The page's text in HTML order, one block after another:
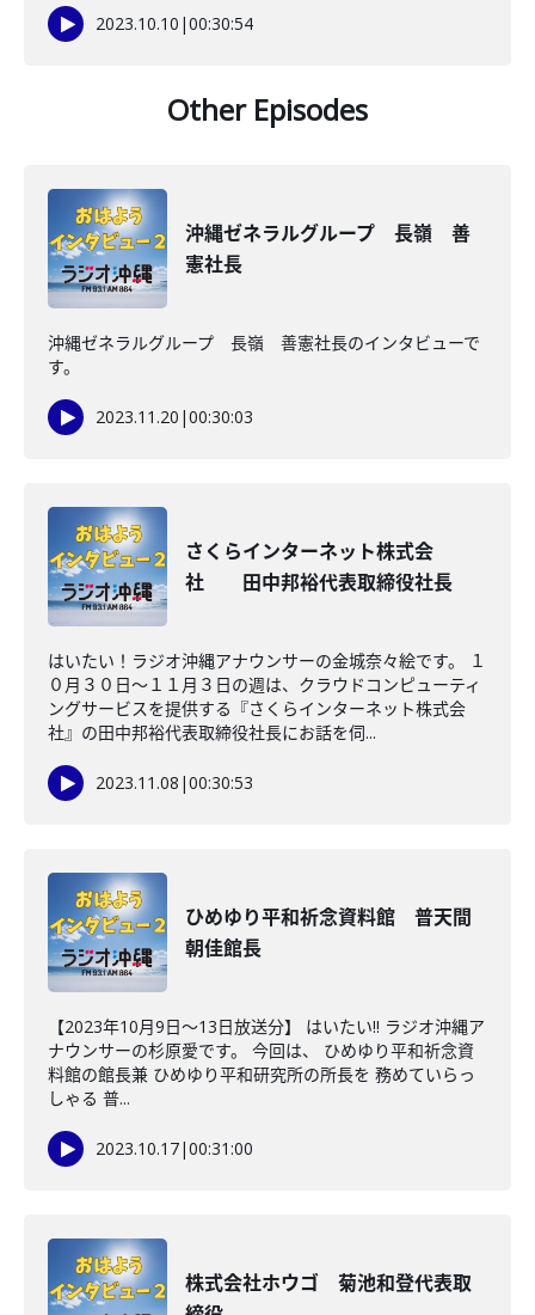
2023.10.10 |00:30:54
Other Episodes
沖縄ゼネラルグループ 長嶺 善
憲社長
沖縄ゼネラルグループ 長嶺 善憲社長のインタビューで
す。
2023.11.20 |00:30:03
さくらインターネット株式会
社 田中邦裕代表取締役社長
はいたい！ラジオ沖縄アナウンサーの金城奈々絵です。 １
０月３０日～１１月３日の週は、クラウドコンピューティ
ングサービスを提供する『さくらインターネット株式会
社』の田中邦裕代表取締役社長にお話を伺...
2023.11.08 |00:30:53
ひめゆり平和祈念資料館 普天間
朝佳館長
【2023年10月9日～13日放送分】 はいたい!! ラジオ沖縄ア
ナウンサーの杉原愛です。 今回は、 ひめゆり平和祈念資
料館の館長兼 ひめゆり平和研究所の所長を 務めていらっ
しゃる 普...
2023.10.17|00:31:00
株式会社ホウゴ 菊池和登代表取